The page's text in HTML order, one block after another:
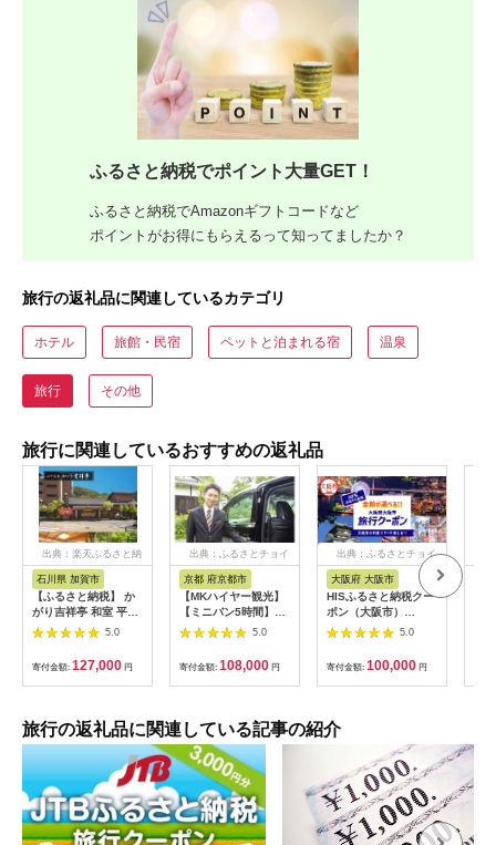
ふるさと納税でポイント大量GET！
ふるさと納税でAmazonギフトコードなど
ポイントがお得にもらえるって知ってましたか？
旅行の返礼品に関連しているカテゴリ
ホテル 旅館・民宿 ペットと泊まれる宿 温泉
旅行 その他
旅行に関連しているおすすめの返礼品
出典：楽天ふるさと納
石川県 加賀市
【ふるさと納税】 か
がり吉祥亭 和室 平日
限定 ペア宿泊券 1泊2
温泉 宿泊券 旅行 トラ
ベル 宿泊 宿泊施設 宿
レジャー F6P-0991
5.0
寄付金額: 127,000 円
出典：ふるさとチョイ
京都 府京都市
【MKハイヤー観光】
【ミニバン5時間】ド
ライバーとめぐるとっ
／21-6／20・10／1-
11／30）
5.0
寄付金額: 108,000 円
出典：ふるさとチョイ
大阪府 大阪市
HISふるさと納税クー
ポン（大阪市）
30,000円分_OS039-
5.0
寄付金額: 100,000 円
旅行の返礼品に関連している記事の紹介